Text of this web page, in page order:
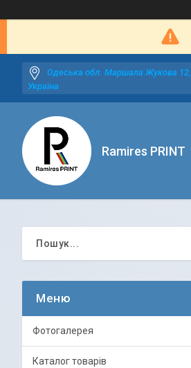
Одеська обл. Маршала Жукова 12,
Україна
Ramires PRINT
Фотогалерея
Каталог товарів